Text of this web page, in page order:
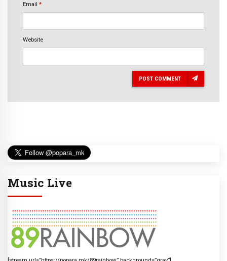
Email *
Website
POST COMMENT
Music Live